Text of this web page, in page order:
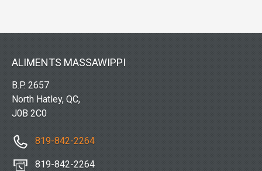
ALIMENTS MASSAWIPPI
B.P. 2657
North Hatley, QC,
J0B 2C0
819-842-2264
819-842-2264